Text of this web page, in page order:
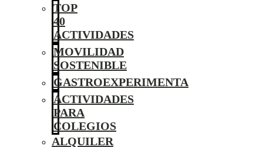
TOP
40
ACTIVIDADES
MOVILIDAD
SOSTENIBLE
GASTROEXPERIMENTA
ACTIVIDADES
PARA
COLEGIOS
ALQUILER